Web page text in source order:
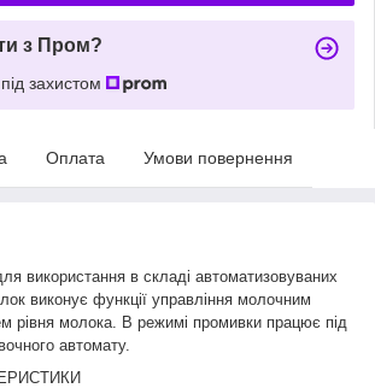
з Пром?
захистом
Оплата Умови повернення
використання в складі автоматизовуваних
виконує функції управління молочним
рівня молока. В режимі промивки працює під
автомату.